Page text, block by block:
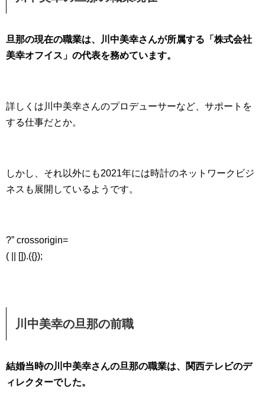
旦那の現在の職業は、川中美幸さんが所属する「株式会社
美幸オフイス」の代表を務めています。
詳しくは川中美幸さんのプロデューサーなど、サポートを
する仕事だとか。
しかし、それ以外にも2021年には時計のネットワークビジ
ネスも展開しているようです。
?” crossorigin=
( || []).({});
川中美幸の旦那の前職
結婚当時の川中美幸さんの旦那の職業は、関西テレビのデ
ィレクターでした。